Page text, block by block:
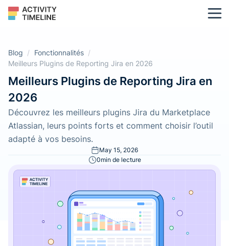
Blog / Fonctionnalités /
Meilleurs Plugins de Reporting Jira en 2026
Meilleurs Plugins de Reporting Jira en
2026
Découvrez les meilleurs plugins Jira du Marketplace
Atlassian, leurs points forts et comment choisir l’outil
adapté à vos besoins.
May 15, 2026
0min de lecture